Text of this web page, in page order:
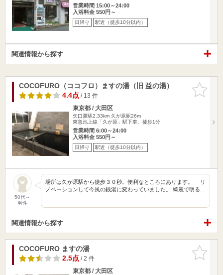
営業時間 15:00～24:00
入浴料金 550円～
日帰り 駅近（徒歩10分以内）
関連情報から探す
お気に入
りに追加
COCOFURO（ココフロ）ますの湯（旧 益の湯）
4.4点/ 13 件
東京都 / 大田区
矢口渡駅2.33km 久が原駅26m
東急池上線「久が原」駅下車、徒歩1分
営業時間 6:00～24:00
入浴料金 550円～
日帰り 駅近（徒歩10分以内）
50代～
男性
場所は久が原駅から徒歩３０秒。便利なところにあります。 リ
ノベーションして今風の銭湯に変わっていました。 綺麗で明る…
関連情報から探す
お気に入
りに追加
COCOFURO ますの湯
2.5点/ 2 件
東京都 / 大田区